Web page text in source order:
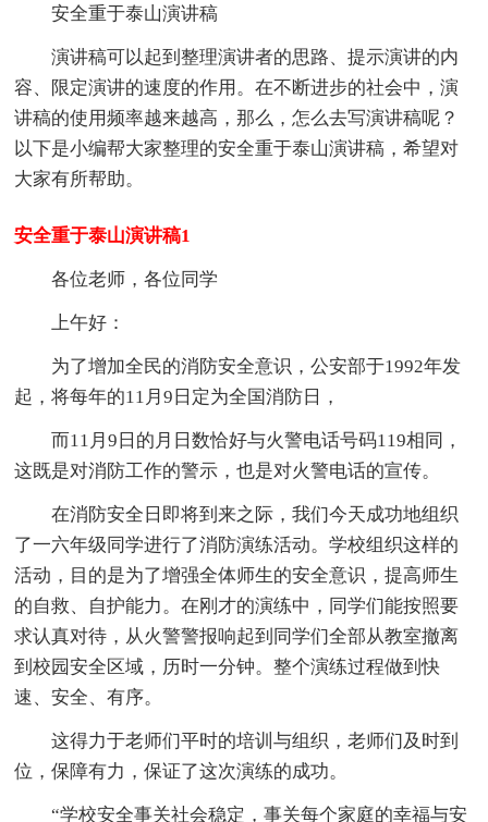
安全重于泰山演讲稿
演讲稿可以起到整理演讲者的思路、提示演讲的内
容、限定演讲的速度的作用。在不断进步的社会中，演
讲稿的使用频率越来越高，那么，怎么去写演讲稿呢？
以下是小编帮大家整理的安全重于泰山演讲稿，希望对
大家有所帮助。
安全重于泰山演讲稿1
各位老师，各位同学
上午好：
为了增加全民的消防安全意识，公安部于1992年发
起，将每年的11月9日定为全国消防日，
而11月9日的月日数恰好与火警电话号码119相同，
这既是对消防工作的警示，也是对火警电话的宣传。
在消防安全日即将到来之际，我们今天成功地组织
了一六年级同学进行了消防演练活动。学校组织这样的
活动，目的是为了增强全体师生的安全意识，提高师生
的自救、自护能力。在刚才的演练中，同学们能按照要
求认真对待，从火警警报响起到同学们全部从教室撤离
到校园安全区域，历时一分钟。整个演练过程做到快
速、安全、有序。
这得力于老师们平时的培训与组织，老师们及时到
位，保障有力，保证了这次演练的成功。
“学校安全事关社会稳定，事关每个家庭的幸福与安